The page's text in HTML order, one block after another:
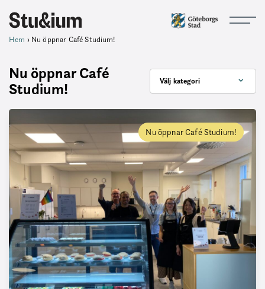
Hem › Nu öppnar Café Studium!
Nu öppnar Café
Studium!
Välj kategori
Nu öppnar Café Studium!